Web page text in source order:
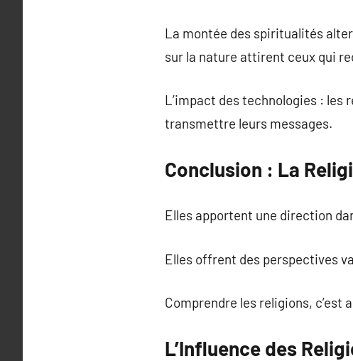
La montée des spiritualités
sur la nature attirent ceux qui
L’impact des technologies :
transmettre leurs messages.
Conclusion : La
Elles apportent une direction
Elles offrent des perspectives
Comprendre les religions,
L’Influence des